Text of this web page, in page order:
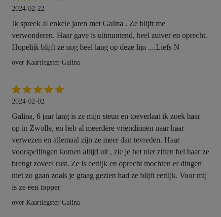
2024-02-22
Ik spreek al enkele jaren met Galina . Ze blijft me
verwonderen. Haar gave is uitmuntend, heel zuiver en oprecht.
Hopelijk blijft ze nog heel lang op deze lijn ....Liefs N
over Kaartlegster Galina
2024-02-02
Galina, 6 jaar lang is ze mijn steun en toeverlaat ik zoek haar
op in Zwolle, en heb al meerdere vriendinnen naar haar
verwezen en allemaal zijn ze meer dan tevreden. Haar
voorspellingen komen altijd uit , zie je het niet zitten bel haar ze
brengt zoveel rust. Ze is eerlijk en oprecht mochten er dingen
niet zo gaan zoals je graag gezien had ze blijft eerlijk. Voor mij
is ze een topper
over Kaartlegster Galina